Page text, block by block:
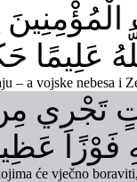
عَلِيمًا
– a vojske nebesa i
مِن
će vječno